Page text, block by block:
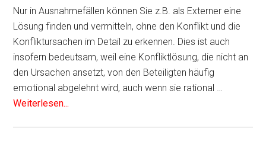
Nur in Ausnahmefällen können Sie z.B. als Externer eine
Lösung finden und vermitteln, ohne den Konflikt und die
Konfliktursachen im Detail zu erkennen. Dies ist auch
insofern bedeutsam, weil eine Konfliktlösung, die nicht an
den Ursachen ansetzt, von den Beteiligten häufig
emotional abgelehnt wird, auch wenn sie rational …
Weiterlesen...